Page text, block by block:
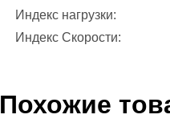
Индекс нагрузки:
Индекс Скорости:
Похожие